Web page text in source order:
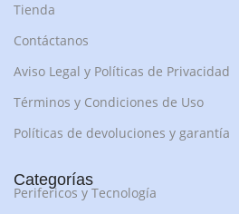
Tienda
Contáctanos
Aviso Legal y Políticas de Privacidad
Términos y Condiciones de Uso
Políticas de devoluciones y garantía
Categorías
Perifericos y Tecnología